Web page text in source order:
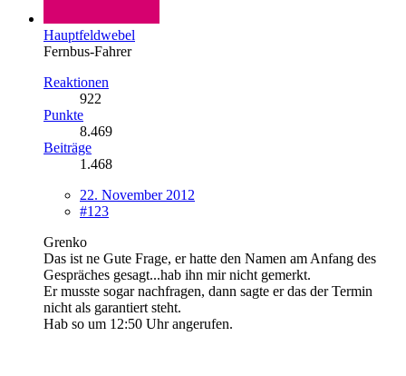
Hauptfeldwebel
Fernbus-Fahrer
Reaktionen
922
Punkte
8.469
Beiträge
1.468
22. November 2012
#123
Grenko
Das ist ne Gute Frage, er hatte den Namen am Anfang des
Gespräches gesagt...hab ihn mir nicht gemerkt.
Er musste sogar nachfragen, dann sagte er das der Termin
nicht als garantiert steht.
Hab so um 12:50 Uhr angerufen.